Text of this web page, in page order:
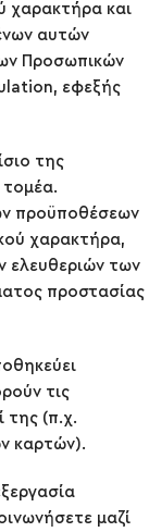
χαρακτήρα και
αυτών
Προσωπικών
εφεξής
της
τομέα.
προϋποθέσεων
χαρακτήρα,
ελευθεριών των
προστασίας
τις
της (π.χ.
καρτών).
μαζί